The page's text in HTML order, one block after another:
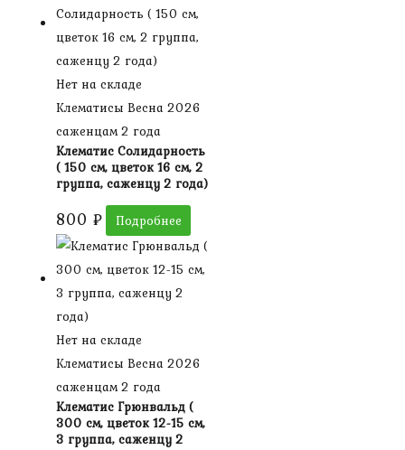
Нет на складе
Клематисы Весна 2026
саженцам 2 года
Клематис Солидарность
( 150 см, цветок 16 см, 2
группа, саженцу 2 года)
800 ₽ Подробнее
Нет на складе
Клематисы Весна 2026
саженцам 2 года
Клематис Грюнвальд (
300 см, цветок 12-15 см,
3 группа, саженцу 2